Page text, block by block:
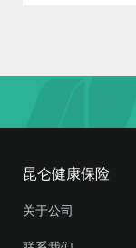
昆仑健康保险
关于公司